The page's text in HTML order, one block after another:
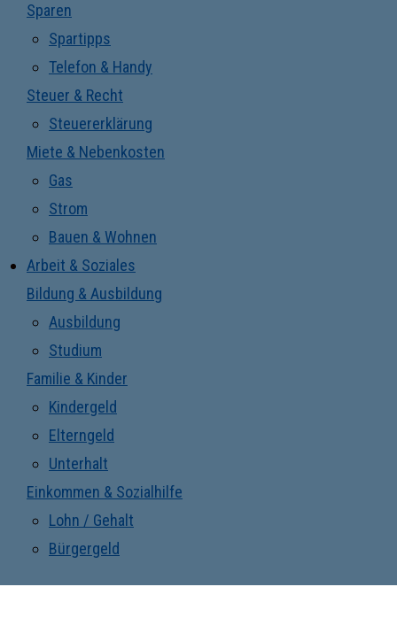
Sparen
Spartipps
Telefon & Handy
Steuer & Recht
Steuererklärung
Miete & Nebenkosten
Gas
Strom
Bauen & Wohnen
Arbeit & Soziales
Bildung & Ausbildung
Ausbildung
Studium
Familie & Kinder
Kindergeld
Elterngeld
Unterhalt
Einkommen & Sozialhilfe
Lohn / Gehalt
Bürgergeld